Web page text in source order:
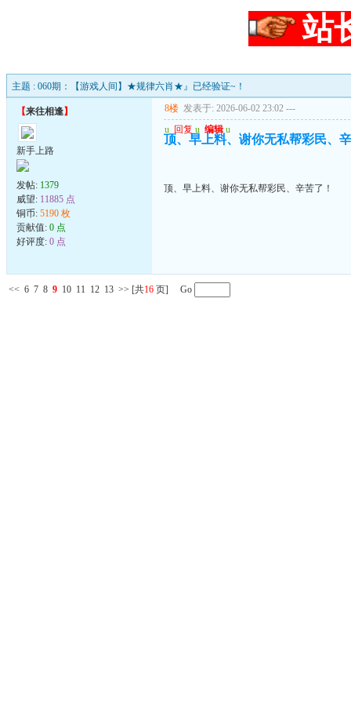
站
主题 : 060期：【游戏人间】★规律六肖★』已经验证~！
【来往相逢】
新手上路
发帖: 1379
威望: 11885 点
铜币: 5190 枚
贡献值: 0 点
好评度: 0 点
8楼 发表于: 2026-06-02 23:02 ---
u 回复 u 编辑 u
顶、早上料、谢你无私帮彩民、
顶、早上料、谢你无私帮彩民、辛苦了！
<< 6 7 8 9 10 11 12 13 >> [共16 页] Go